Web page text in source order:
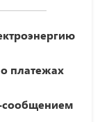
платежах